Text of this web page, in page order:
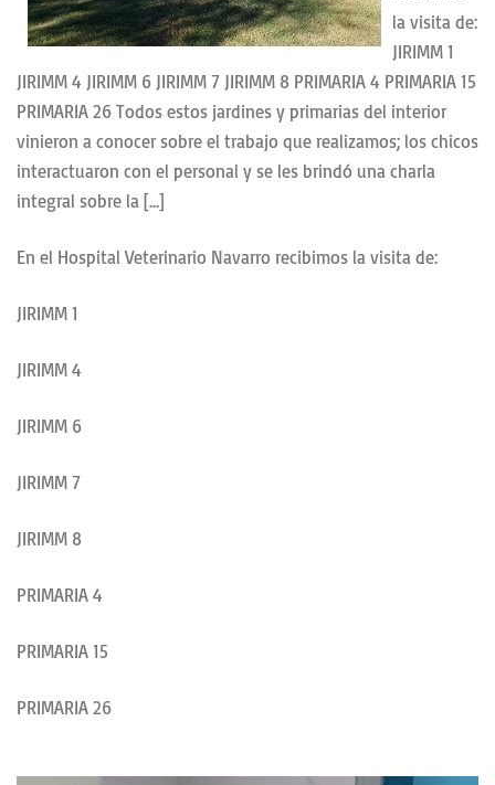
la visita de:
JIRIMM 1
JIRIMM 4 JIRIMM 6 JIRIMM 7 JIRIMM 8 PRIMARIA 4 PRIMARIA 15
PRIMARIA 26 Todos estos jardines y primarias del interior
vinieron a conocer sobre el trabajo que realizamos; los chicos
interactuaron con el personal y se les brindó una charla
integral sobre la […]
En el Hospital Veterinario Navarro recibimos la visita de:
JIRIMM 1
JIRIMM 4
JIRIMM 6
JIRIMM 7
JIRIMM 8
PRIMARIA 4
PRIMARIA 15
PRIMARIA 26